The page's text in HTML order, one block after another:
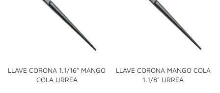
LLAVE CORONA 1.1/16" MANGO
COLA URREA
LLAVE CORONA MANGO COLA
1.1/8" URREA